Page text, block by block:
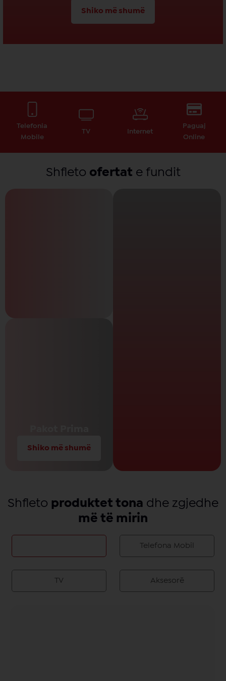
Shiko më shumë
Telefonia
Mobile
TV Internet
Paguaj
Online
Shfleto ofertat e fundit
Shiko më shumë
Shfleto produktet tona dhe zgjedhe
më të mirin
Telefona Mobil
TV Aksesorë